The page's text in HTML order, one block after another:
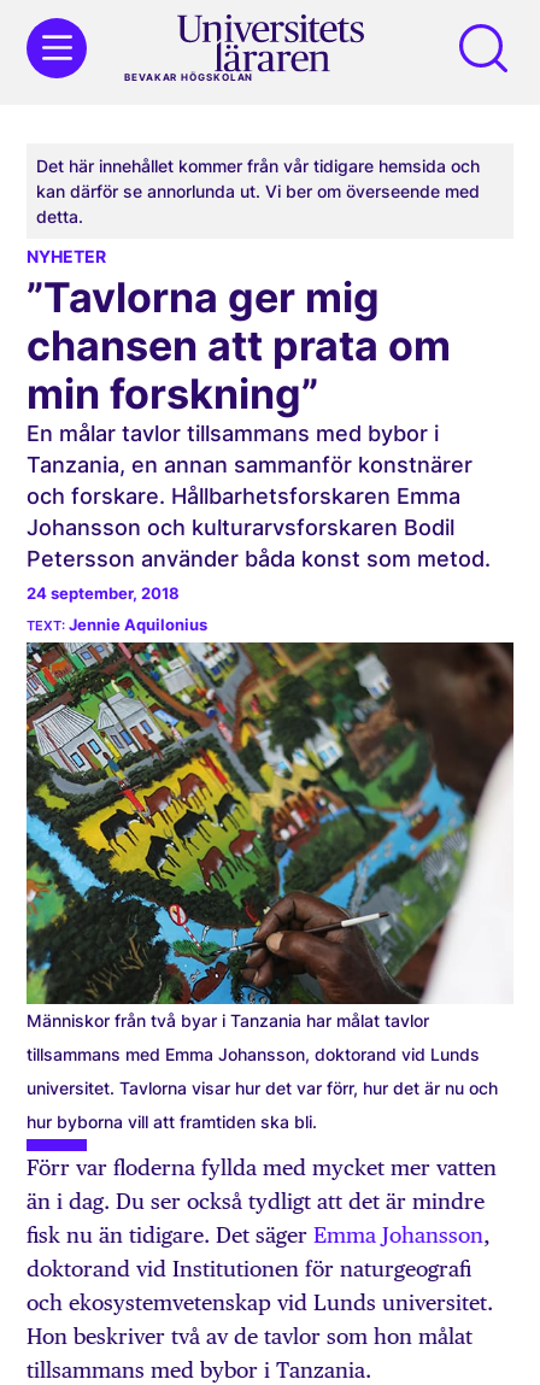
BEVAKAR HÖGSKOLAN
Det här innehållet kommer från vår tidigare hemsida och
kan därför se annorlunda ut. Vi ber om överseende med
detta.
NYHETER
”Tavlorna ger mig
chansen att prata om
min forskning”
En målar tavlor tillsammans med bybor i
Tanzania, en annan sammanför konstnärer
och forskare. Hållbarhetsforskaren Emma
Johansson och kulturarvsforskaren Bodil
Petersson använder båda konst som metod.
24 september, 2018
Jennie Aquilonius
Människor från två byar i Tanzania har målat tavlor
tillsammans med Emma Johansson, doktorand vid Lunds
universitet. Tavlorna visar hur det var förr, hur det är nu och
hur byborna vill att framtiden ska bli.
Förr var floderna fyllda med mycket mer vatten
än i dag. Du ser också tydligt att det är mindre
fisk nu än tidigare. Det sägerEmma Johansson,
doktorand vid Institutionen för naturgeografi
och ekosystemvetenskap vid Lunds universitet.
Hon beskriver två av de tavlor som hon målat
tillsammans med bybor i Tanzania.